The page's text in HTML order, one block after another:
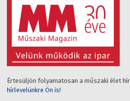
Értesüljön folyamatosan a műszaki élet
hírlevelünkre Ön is!